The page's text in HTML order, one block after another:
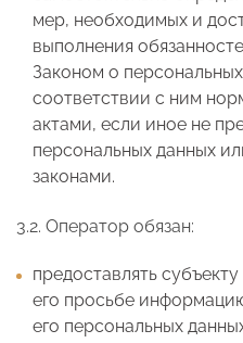
мер, необходимых и
выполнения
Законом о
соответствии с ним
актами, если иное не
персональных данных
законами.
3.2. Оператор обязан:
предоставлять
его просьбе
его персональных